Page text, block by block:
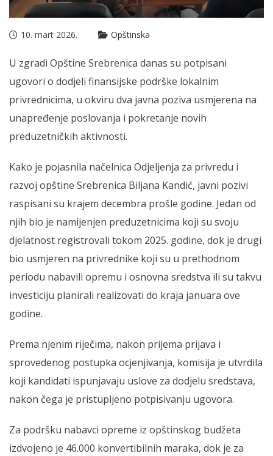
10. mart 2026. Opštinska
U zgradi Opštine Srebrenica danas su potpisani
ugovori o dodjeli finansijske podrške lokalnim
privrednicima, u okviru dva javna poziva usmjerena na
unapređenje poslovanja i pokretanje novih
preduzetničkih aktivnosti.
Kako je pojasnila načelnica Odjeljenja za privredu i
razvoj opštine Srebrenica Biljana Kandić, javni pozivi
raspisani su krajem decembra prošle godine. Jedan od
njih bio je namijenjen preduzetnicima koji su svoju
djelatnost registrovali tokom 2025. godine, dok je drugi
bio usmjeren na privrednike koji su u prethodnom
periodu nabavili opremu i osnovna sredstva ili su takvu
investiciju planirali realizovati do kraja januara ove
godine.
Prema njenim riječima, nakon prijema prijava i
sprovedenog postupka ocjenjivanja, komisija je utvrdila
koji kandidati ispunjavaju uslove za dodjelu sredstava,
nakon čega je pristupljeno potpisivanju ugovora.
Za podršku nabavci opreme iz opštinskog budžeta
izdvojeno je 46.000 konvertibilnih maraka, dok je za